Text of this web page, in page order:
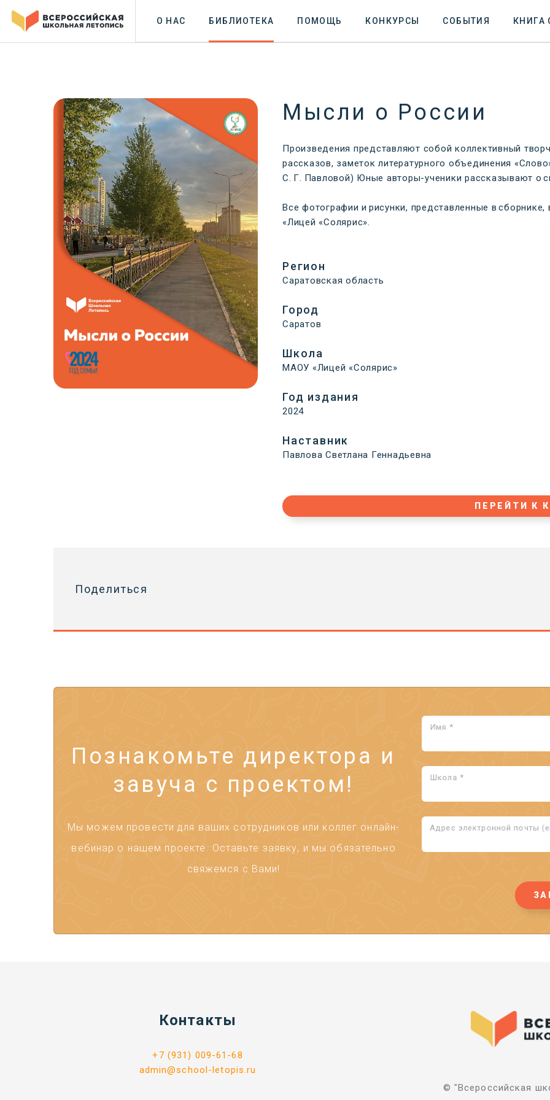
О НАС БИБЛИОТЕКА ПОМОЩЬ КОНКУРСЫ СОБЫТИЯ КНИГА
Мысли о России
Произведения представляют собой коллективный
рассказов, заметок литературного объединения
С. Г. Павловой) Юные авторы-ученики рассказывают о
Все фотографии и рисунки, представленные в
«Лицей «Солярис».
Регион
Саратовская область
Город
Саратов
Школа
МАОУ «Лицей «Солярис»
Год издания
2024
Наставник
Павлова Светлана Геннадьевна
ПЕРЕЙТИ К
Поделиться
Познакомьте директора и
завуча с проектом!
Мы можем провести для ваших сотрудников или коллег онлайн-
вебинар о нашем проекте. Оставьте заявку, и мы обязательно
свяжемся с Вами!
Имя *
Школа *
Адрес электронной почты
Контакты
+7 (931) 009-61-68
admin@school-letopis.ru
© "Всероссийская